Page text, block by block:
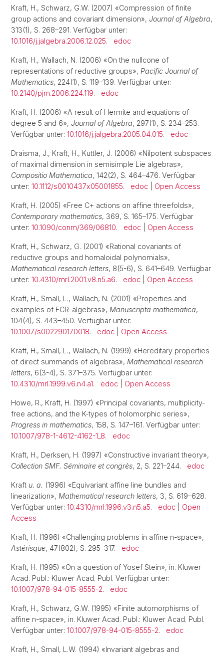
Kraft, H., Schwarz, G.W. (2007) «Compression of finite
group actions and covariant dimension», Journal of Algebra,
313(1), S. 268–291. Verfügbar unter:
10.1016/j.jalgebra.2006.12.025. edoc
Kraft, H., Wallach, N. (2006) «On the nullcone of
representations of reductive groups», Pacific Journal of
Mathematics, 224(1), S. 119–139. Verfügbar unter:
10.2140/pjm.2006.224.119. edoc
Kraft, H. (2006) «A result of Hermite and equations of
degree 5 and 6», Journal of Algebra, 297(1), S. 234–253.
Verfügbar unter: 10.1016/j.jalgebra.2005.04.015. edoc
Draisma, J., Kraft, H., Kuttler, J. (2006) «Nilpotent subspaces
of maximal dimension in semisimple Lie algebras»,
Compositio Mathematica, 142(2), S. 464–476. Verfügbar
unter: 10.1112/s0010437x05001855. edoc Open Access
Kraft, H. (2005) «Free C+ actions on affine threefolds»,
Contemporary mathematics, 369, S. 165–175. Verfügbar
unter: 10.1090/conm/369/06810. edoc Open Access
Kraft, H., Schwarz, G. (2001) «Rational covariants of
reductive groups and homaloidal polynomials»,
Mathematical research letters, 8(5-6), S. 641–649. Verfügbar
unter: 10.4310/mrl.2001.v8.n5.a6. edoc Open Access
Kraft, H., Small, L., Wallach, N. (2001) «Properties and
examples of FCR-algebras», Manuscripta mathematica,
104(4), S. 443–450. Verfügbar unter:
10.1007/s002290170018. edoc Open Access
Kraft, H., Small, L., Wallach, N. (1999) «Hereditary properties
of direct summands of algebras», Mathematical research
letters, 6(3-4), S. 371–375. Verfügbar unter:
10.4310/mrl.1999.v6.n4.a1. edoc Open Access
Howe, R., Kraft, H. (1997) «Principal covariants, multiplicity-
free actions, and the K-types of holomorphic series»,
Progress in mathematics, 158, S. 147–161. Verfügbar unter:
10.1007/978-1-4612-4162-1_8. edoc
Kraft, H., Derksen, H. (1997) «Constructive invariant theory»,
Collection SMF. Séminaire et congrès, 2, S. 221–244. edoc
Kraft u. a. (1996) «Equivariant affine line bundles and
linearization», Mathematical research letters, 3, S. 619–628.
Verfügbar unter: 10.4310/mrl.1996.v3.n5.a5. edoc
Open
Access
Kraft, H. (1996) «Challenging problems in affine n-space»,
Astérisque, 47(802), S. 295–317. edoc
Kraft, H. (1995) «On a question of Yosef Stein», in. Kluwer
Acad. Publ.: Kluwer Acad. Publ. Verfügbar unter:
10.1007/978-94-015-8555-2. edoc
Kraft, H., Schwarz, G.W. (1995) «Finite automorphisms of
affine n-space», in. Kluwer Acad. Publ.: Kluwer Acad. Publ.
Verfügbar unter: 10.1007/978-94-015-8555-2. edoc
Kraft, H., Small, L.W. (1994) «Invariant algebras and